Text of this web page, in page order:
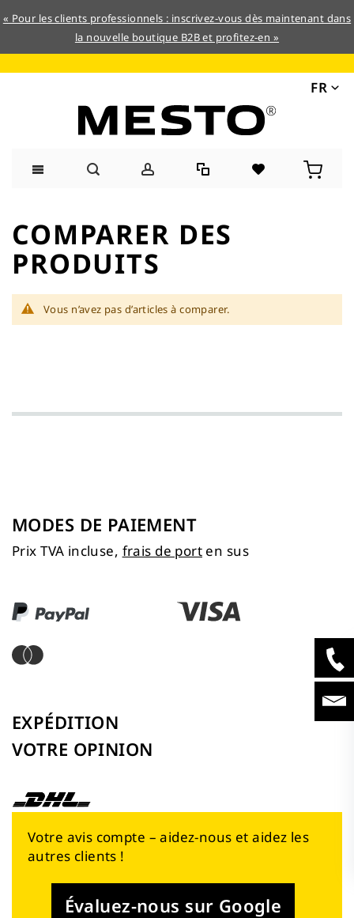
« Pour les clients professionnels : inscrivez-vous dès maintenant dans
la nouvelle boutique B2B et profitez-en »
FR
contenu
COMPARER DES
PRODUITS
Vous n’avez pas d’articles à comparer.
MODES DE PAIEMENT
Prix TVA incluse, frais de port en sus
EXPÉDITION
VOTRE OPINION
Votre avis compte – aidez-nous et aidez les
autres clients !
Évaluez-nous sur Google